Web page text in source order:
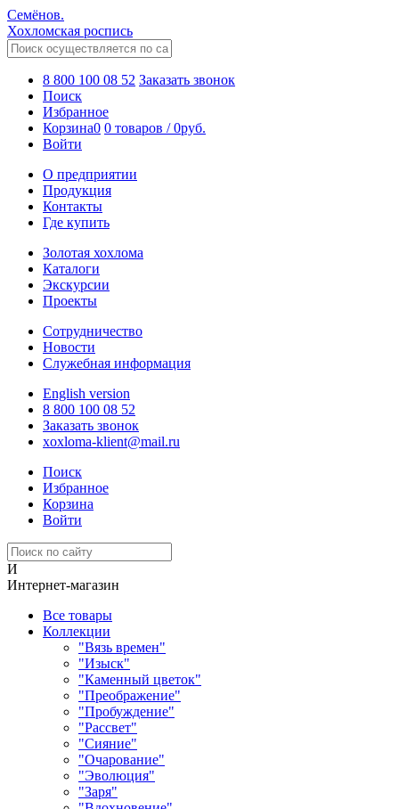
Семёнов.
Хохломская роспись
8 800 100 08 52 Заказать звонок
Поиск
Избранное
Корзина0 0 товаров /0руб.
Войти
О предприятии
Продукция
Контакты
Где купить
Золотая хохлома
Каталоги
Экскурсии
Проекты
Сотрудничество
Новости
Служебная информация
English version
8 800 100 08 52
Заказать звонок
xoxloma-klient@mail.ru
Поиск
Избранное
Корзина
Войти
И
Интернет-магазин
Все товары
Коллекции
"Вязь времен"
"Изыск"
"Каменный цветок"
"Преображение"
"Пробуждение"
"Рассвет"
"Сияние"
"Очарование"
"Эволюция"
"Заря"